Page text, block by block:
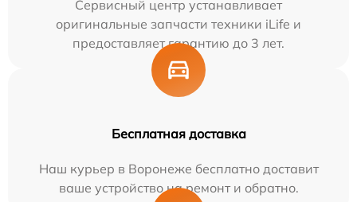
Сервисный центр устанавливает
оригинальные запчасти техники iLife и
предоставляет гарантию до 3 лет.
Бесплатная доставка
Наш курьер в Воронеже бесплатно доставит
ваше устройство на ремонт и обратно.